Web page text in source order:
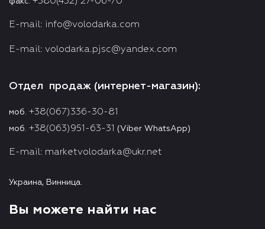
E-mail: info@volodarka.com
E-mail: volodarka.pjsc@yandex.com
Отдел продаж (интернет-магазин):
моб. +38(067)336-30-81
моб. +38(063)951-63-31 (Viber WhatsApp)
E-mail: marketvolodarka@ukr.net
Украина, Винница.
Вы можете найти нас